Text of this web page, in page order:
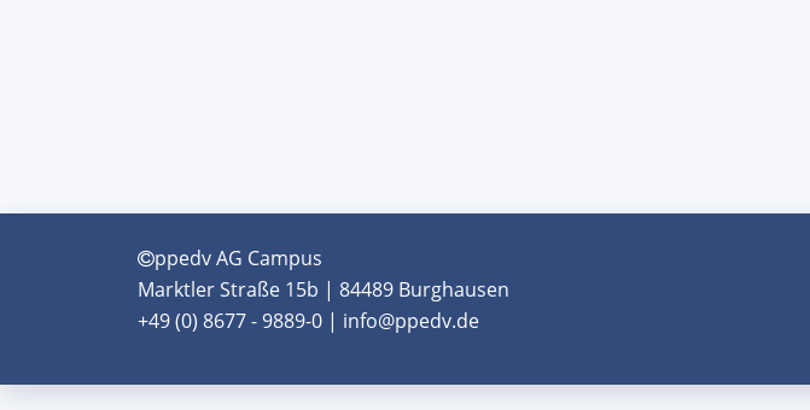
ppedv AG Campus
Marktler Straße 15b | 84489 Burghausen
+49 (0) 8677 - 9889-0 | info@ppedv.de